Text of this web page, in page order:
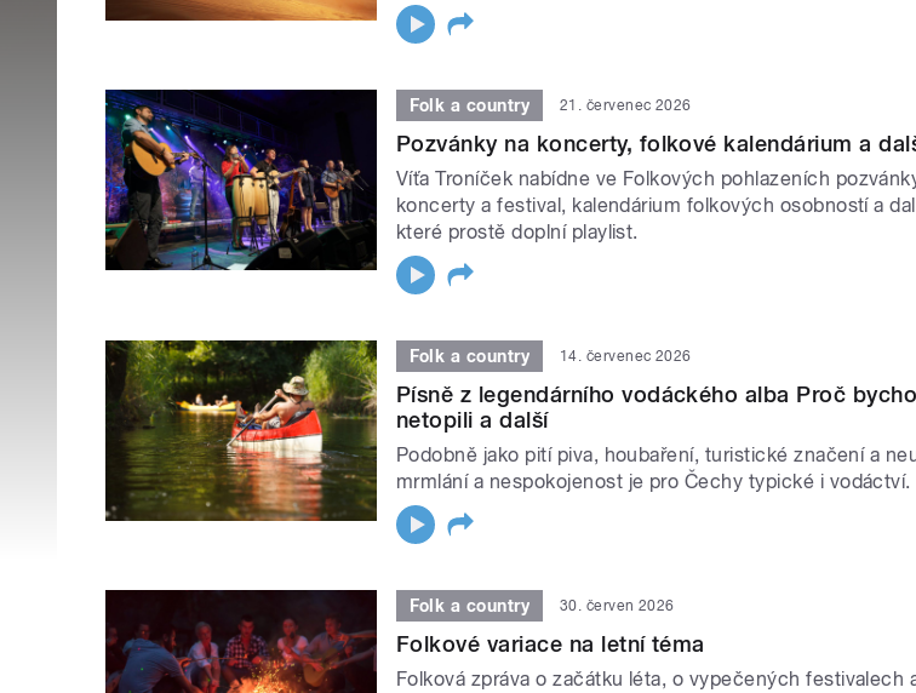
Folk a country 21. červenec 2026
Pozvánky na koncerty, folkové kalendárium a
Víťa Troníček nabídne ve Folkových pohlazeních
koncerty a festival, kalendárium folkových osobností a
které prostě doplní playlist.
Folk a country 14. červenec 2026
Písně z legendárního vodáckého alba Proč
netopili a další
Podobně jako pití piva, houbaření, turistické značení a
mrmlání a nespokojenost je pro Čechy typické i vodáctví.
Folk a country 30. červen 2026
Folkové variace na letní téma
Folková zpráva o začátku léta, o vypečených festivalech